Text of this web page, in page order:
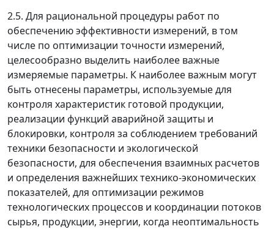
2.5. Для рациональной процедуры работ по
обеспечению эффективности измерений, в том
числе по оптимизации точности измерений,
целесообразно выделить наиболее важные
измеряемые параметры. К наиболее важным могут
быть отнесены параметры, используемые для
контроля характеристик готовой продукции,
реализации функций аварийной защиты и
блокировки, контроля за соблюдением требований
техники безопасности и экологической
безопасности, для обеспечения взаимных расчетов
и определения важнейших технико-экономических
показателей, для оптимизации режимов
технологических процессов и координации потоков
сырья, продукции, энергии, когда неоптимальность